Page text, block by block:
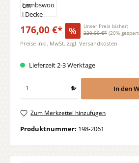
176,00 €* %
Unser Preis bisher:
220,00 €* (20%
Preise inkl. MwSt. zzgl. Versandkosten
Lieferzeit 2-3 Werktage
In den
Zum Merkzettel hinzufügen
Produktnummer: 198-2061